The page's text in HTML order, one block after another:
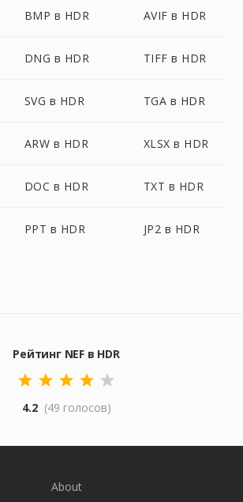
BMP в HDR AVIF в HDR
DNG в HDR TIFF в HDR
SVG в HDR TGA в HDR
ARW в HDR XLSX в HDR
DOC в HDR TXT в HDR
PPT в HDR JP2 в HDR
Рейтинг NEF в HDR
4.2 (49 голосов)
About